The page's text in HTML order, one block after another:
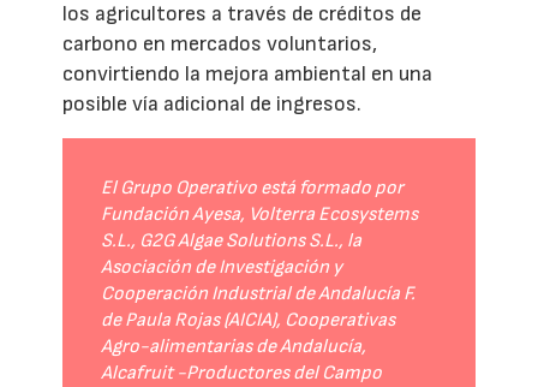
los agricultores a través de créditos de
carbono en mercados voluntarios,
convirtiendo la mejora ambiental en una
posible vía adicional de ingresos.
El Grupo Operativo está formado por
Fundación Ayesa, Volterra Ecosystems
S.L., G2G Algae Solutions S.L., la
Asociación de Investigación y
Cooperación Industrial de Andalucía F.
de Paula Rojas (AICIA), Cooperativas
Agro-alimentarias de Andalucía,
Alcafruit -Productores del Campo